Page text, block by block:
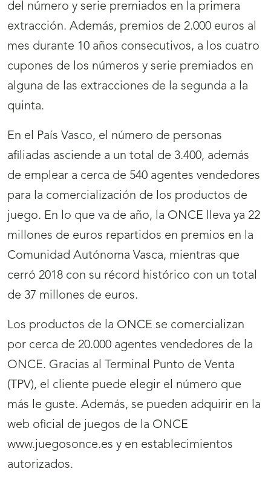
del número y serie premiados en la primera
extracción. Además, premios de 2.000 euros al
mes durante 10 años consecutivos, a los cuatro
cupones de los números y serie premiados en
alguna de las extracciones de la segunda a la
quinta.
En el País Vasco, el número de personas
afiliadas asciende a un total de 3.400, además
de emplear a cerca de 540 agentes vendedores
para la comercialización de los productos de
juego. En lo que va de año, la ONCE lleva ya 22
millones de euros repartidos en premios en la
Comunidad Autónoma Vasca, mientras que
cerró 2018 con su récord histórico con un total
de 37 millones de euros.
Los productos de la ONCE se comercializan
por cerca de 20.000 agentes vendedores de la
ONCE. Gracias al Terminal Punto de Venta
(TPV), el cliente puede elegir el número que
más le guste. Además, se pueden adquirir en la
web oficial de juegos de la ONCE
www.juegosonce.es y en establecimientos
autorizados.